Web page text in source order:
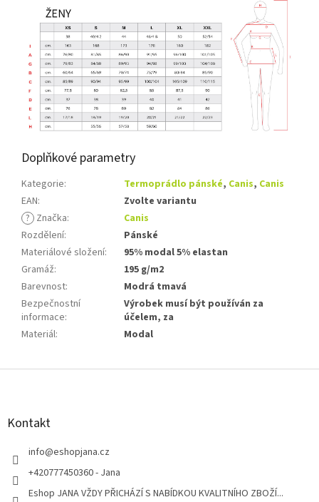
Doplňkové parametry
Kategorie: Termoprádlo pánské, Canis, Canis
EAN:
Zvolte variantu
? Značka:
Canis
Rozdělení:
Pánské
Materiálové složení:
95% modal 5% elastan
Gramáž:
195 g/m2
Barevnost:
Modrá tmavá
Bezpečnostní
informace:
Výrobek musí být používán za
účelem, za
Materiál: Modal
Z
Kontakt
info@eshopjana.cz
+420777450360 - Jana
Eshop JANA VŽDY PŘICHÁZÍ S NABÍDKOU KVALITNÍHO ZBOŽÍ...